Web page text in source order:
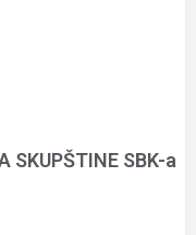
SKUPŠTINE SBK-a